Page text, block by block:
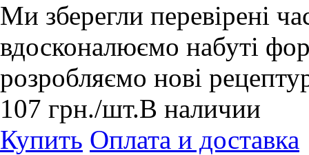
Ми зберегли перевірені
вдосконалюємо набуті
розробляємо нові
107 грн./шт.В наличии
Купить Оплата и доставка